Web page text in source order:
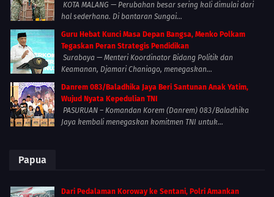
KOTA MALANG — Perubahan besar sering kali dimulai dari
hal sederhana. Di bantaran Sungai...
Guru Hebat Kunci Masa Depan Bangsa, Menko Polkam
Tegaskan Peran Strategis Pendidikan
Surabaya — Menteri Koordinator Bidang Politik dan
Keamanan, Djamari Chaniago, menegaskan...
Danrem 083/Baladhika Jaya Beri Santunan Anak Yatim,
Wujud Nyata Kepedulian TNI
PASURUAN – Komandan Korem (Danrem) 083/Baladhika
Jaya kembali menegaskan komitmen TNI untuk...
Papua
Dari Pedalaman Koroway ke Sentani, Polri Amankan